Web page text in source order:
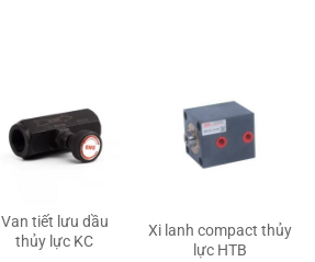
Van tiết lưu dầu
thủy lực KC
Xi lanh compact thủy
lực HTB